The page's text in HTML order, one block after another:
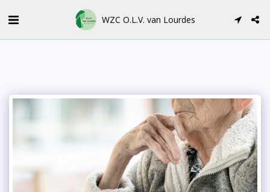
WZC O.L.V. van Lourdes